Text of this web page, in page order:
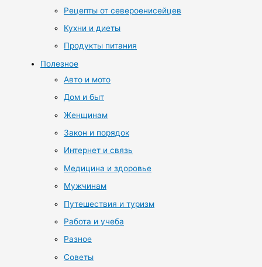
Рецепты от североенисейцев
Кухни и диеты
Продукты питания
Полезное
Авто и мото
Дом и быт
Женщинам
Закон и порядок
Интернет и связь
Медицина и здоровье
Мужчинам
Путешествия и туризм
Работа и учеба
Разное
Советы